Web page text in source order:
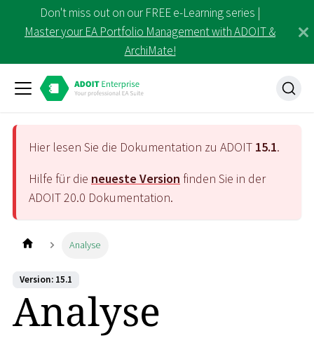
Don't miss out on our FREE e-Learning series |
Master your EA Portfolio Management with ADOIT &
ArchiMate!
Hier lesen Sie die Dokumentation zu ADOIT 15.1.
Hilfe für die neueste Version finden Sie in der
ADOIT20.0 Dokumentation.
Analyse
Version: 15.1
Analyse